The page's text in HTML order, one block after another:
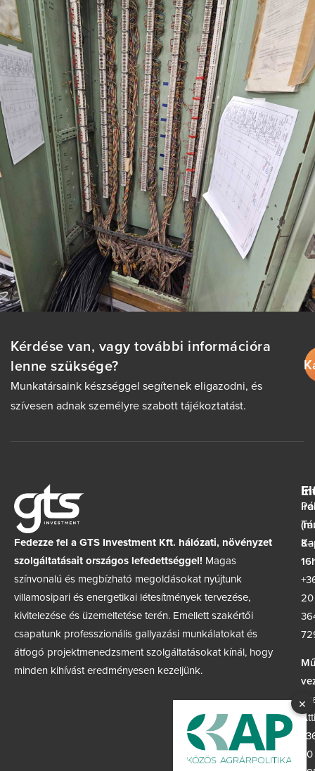
Kérdése van, vagy további információra
lenne szüksége?
Munkatársaink készséggel segítenek eligazodni, és
szívesen adnak személyre szabott tájékoztatást.
Fedezze fel a GTS Investment Kft. hálózati, növényzet
szolgáltatásait országos lefedettséggel! Magas
színvonalú és megbízható megoldásokat nyújtunk
villamosipari és energetikai létesítmények tervezése,
kivitelezése és üzemeltetése terén. Emellett szakértői
csapatunk professzionális gallyazási munkálatokat és
átfogó projektmenedzsment szolgáltatásokat kínál, hogy
minden kihívást eredményesen kezeljünk.
8–
20
30
×